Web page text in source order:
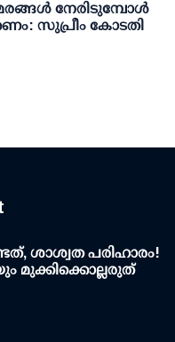
നേരിടുമ്പോള്‍
സുപ്രീം കോടതി
ശാശ്വത പരിഹാരം!
മുക്കിക്കൊല്ലരുത്